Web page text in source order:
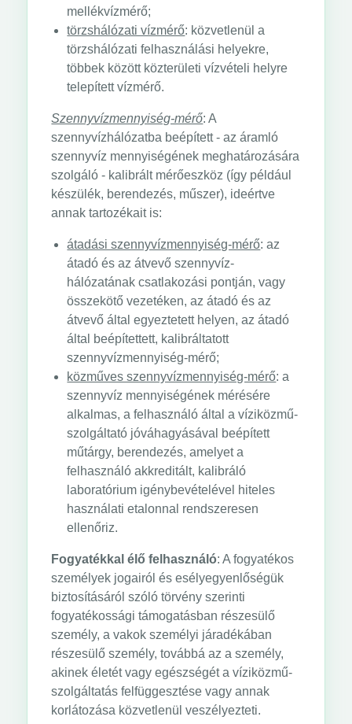
mellékvízmérő;
törzshálózati vízmérő: közvetlenül a
törzshálózati felhasználási helyekre,
többek között közterületi vízvételi helyre
telepített vízmérő.
Szennyvízmennyiség-mérő: A
szennyvízhálózatba beépített - az áramló
szennyvíz mennyiségének meghatározására
szolgáló - kalibrált mérőeszköz (így például
készülék, berendezés, műszer), ideértve
annak tartozékait is:
átadási szennyvízmennyiség-mérő: az
átadó és az átvevő szennyvíz-
hálózatának csatlakozási pontján, vagy
összekötő vezetéken, az átadó és az
átvevő által egyeztetett helyen, az átadó
által beépítettett, kalibráltatott
szennyvízmennyiség-mérő;
közműves szennyvízmennyiség-mérő: a
szennyvíz mennyiségének mérésére
alkalmas, a felhasználó által a víziközmű-
szolgáltató jóváhagyásával beépített
műtárgy, berendezés, amelyet a
felhasználó akkreditált, kalibráló
laboratórium igénybevételével hiteles
használati etalonnal rendszeresen
ellenőriz.
Fogyatékkal élő felhasználó: A fogyatékos
személyek jogairól és esélyegyenlőségük
biztosításáról szóló törvény szerinti
fogyatékossági támogatásban részesülő
személy, a vakok személyi járadékában
részesülő személy, továbbá az a személy,
akinek életét vagy egészségét a víziközmű-
szolgáltatás felfüggesztése vagy annak
korlátozása közvetlenül veszélyezteti.